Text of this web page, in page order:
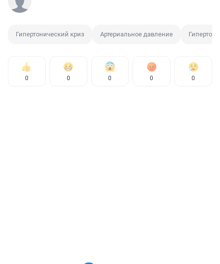
Гипертонический криз Артериальное давление
0 0 0 0 0